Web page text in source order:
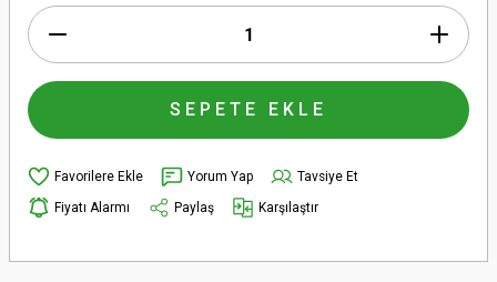
SEPETE EKLE
Yorum Yap
Tavsiye Et
Fiyatı Alarmı
Paylaş Karşılaştır